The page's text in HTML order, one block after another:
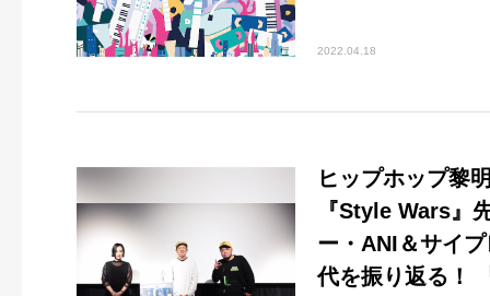
2022.04.18
ヒップホップ黎
『Style Wars』
ー・ANI＆サイ
代を振り返る！